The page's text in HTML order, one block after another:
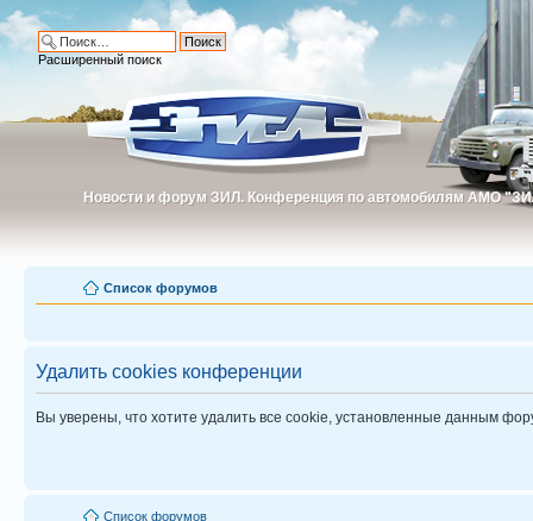
Новости и форум ЗИЛ. Конференция по автомобилям АМО
Новости и форум ЗИЛ. Конференция по автомобилям АМО
Расширенный поиск
Список форумов
Удалить cookies конференции
Вы уверены, что хотите удалить все cookie, установленные данным
Список форумов